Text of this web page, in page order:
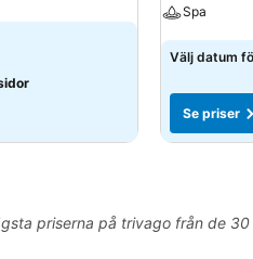
Spa
Se priser
Välj datum
Se priser
priserna på trivago från de